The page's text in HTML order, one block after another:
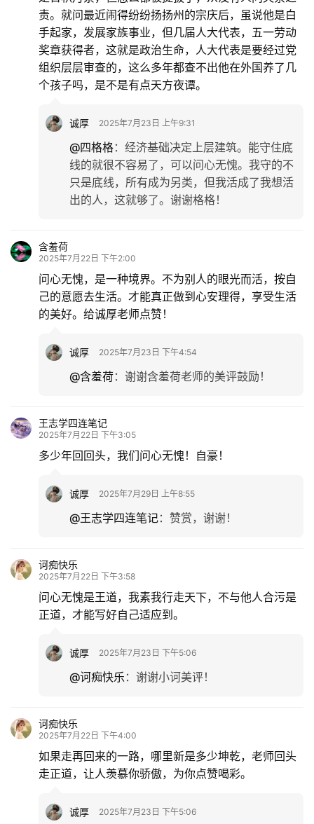
责。就问最近闹得纷纷扬扬州的宗庆后，虽说他是白
手起家，发展家族事业，但几届人大代表，五一劳动
奖章获得者，这就是政治生命，人大代表是要经过党
组织层层审查的，这么多年都查不出他在外国养了几
个孩子吗，是不是有点天方夜谭。
诚厚 2025年7月23日 上午9:31
@四格格： 经济基础决定上层建筑。能守住底
线的就很不容易了，可以问心无愧。我守的不
只是底线，所有成为另类，但我活成了我想活
出的人，这就够了。谢谢格格！
含羞荷
2025年7月22日 下午2:00
问心无愧，是一种境界。不为别人的眼光而活，按自
己的意愿去生活。才能真正做到心安理得，享受生活
的美好。给诚厚老师点赞！
诚厚 2025年7月23日 下午4:54
@含羞荷： 谢谢含羞荷老师的美评鼓励！
王志学四连笔记
2025年7月22日 下午3:05
多少年回回头，我们问心无愧！自豪！
诚厚 2025年7月29日 上午8:55
@王志学四连笔记： 赞赏，谢谢！
诃痴快乐
2025年7月22日 下午3:58
问心无愧是王道，我素我行走天下，不与他人合污是
正道，才能写好自己适应到。
诚厚 2025年7月23日 下午5:06
@诃痴快乐 ： 谢谢小诃美评！
诃痴快乐
2025年7月22日 下午4:00
如果走再回来的一路，哪里新是多少坤乾，老师回头
走正道，让人羡慕你骄傲，为你点赞喝彩。
诚厚 2025年7月23日 下午5:06